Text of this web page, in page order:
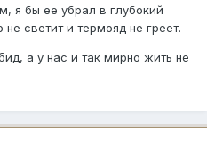
я бы ее убрал в глубокий
не светит и термояд не греет.
а у нас и так мирно жить не